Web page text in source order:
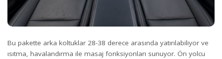
Bu pakette arka koltuklar 28-38 derece arasında yatırılabiliyor ve
ısıtma, havalandırma ile masaj fonksiyonları sunuyor. Ön yolcu